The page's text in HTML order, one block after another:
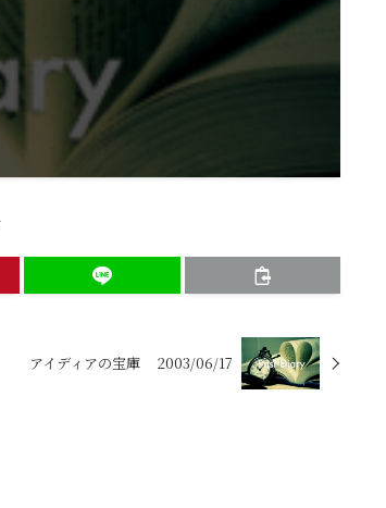
アイディアの宝庫 2003/06/17